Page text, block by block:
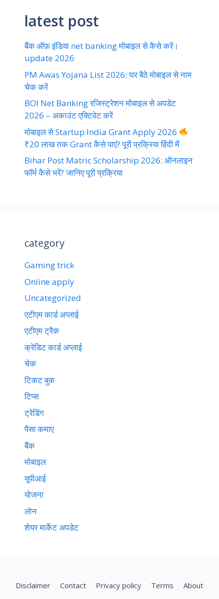
latest post
बैंक ऑफ़ इंडिया net banking मोबाइल से कैसे करें।
update 2026
PM Awas Yojana List 2026: घर बैठे मोबाइल से नाम
चेक करें
BOI Net Banking रजिस्ट्रेशन मोबाइल से अपडेट
2026 – अकाउंट एक्टिवेट करें
मोबाइल से Startup India Grant Apply 2026
₹20 लाख तक Grant कैसे पाएं? पूरी प्रक्रिया हिंदी में
Bihar Post Matric Scholarship 2026: ऑनलाइन
फॉर्म कैसे भरें? जानिए पूरी प्रक्रिया
category
Gaming trick
Online apply
Uncategorized
एटीएम कार्ड अप्लाई
एटीएम ट्रैक
क्रेडिट कार्ड अप्लाई
चेक
टिकट बुक
टिप्स
ट्रेडिंग
पैसा कमाए
बैंक
मोबाइल
यूपीआई
योजना
लोन
शेयर मार्केट अपडेट
Disclaimer Contact Privacy policy Terms
About